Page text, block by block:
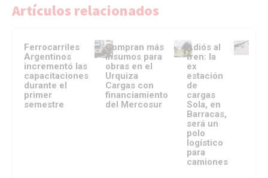
Artículos relacionados
Ferrocarriles
Argentinos
incrementó las
capacitaciones
durante el
primer
semestre
Compran más
insumos para
obras en el
Urquiza
Cargas con
financiamiento
del Mercosur
Adiós al
tren: la
ex
estación
de
cargas
Sola, en
Barracas,
será un
polo
logístico
para
camiones